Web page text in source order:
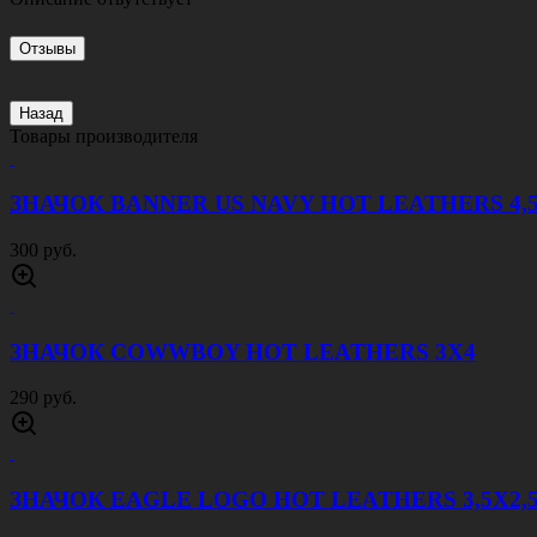
Отзывы
Назад
Товары производителя
ЗНАЧОК BANNER US NAVY HOT LEATHERS
300 руб.
ЗНАЧОК COWWBOY HOT LEATHERS 3Х4
290 руб.
ЗНАЧОК EAGLE LOGO HOT LEATHERS 3,5Х2,5